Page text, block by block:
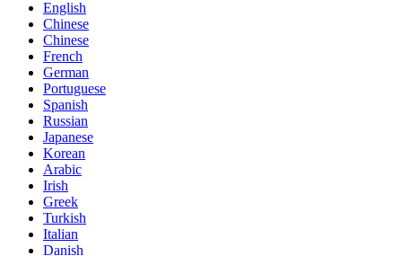
English
Chinese
Chinese
French
German
Portuguese
Spanish
Russian
Japanese
Korean
Arabic
Irish
Greek
Turkish
Italian
Danish